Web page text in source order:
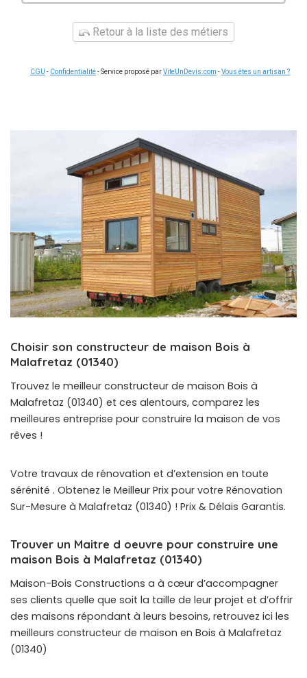
Retour à la liste des métiers
CGU - Confidentialité- Service proposé parViteUnDevis.com -Vous êtes un artisan ?
Choisir son constructeur de maison Bois à
Malafretaz (01340)
Trouvez le meilleur constructeur de maison Bois à
Malafretaz (01340) et ces alentours, comparez les
meilleures entreprise pour construire la maison de vos
rêves !
Votre travaux de rénovation et d’extension en toute
sérénité . Obtenez le Meilleur Prix pour votre Rénovation
Sur-Mesure à Malafretaz (01340) ! Prix & Délais Garantis.
Trouver un Maitre d oeuvre pour construire une
maison Bois à Malafretaz (01340)
Maison-Bois Constructions a à cœur d’accompagner
ses clients quelle que soit la taille de leur projet et d’offrir
des maisons répondant à leurs besoins, retrouvez ici les
meilleurs constructeur de maison en Bois à Malafretaz
(01340)